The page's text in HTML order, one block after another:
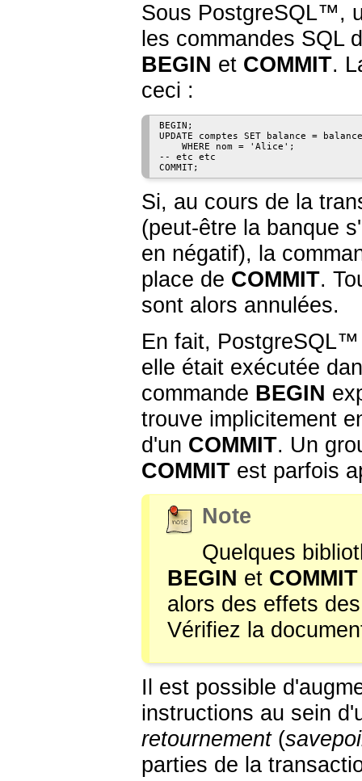
Sous PostgreSQL™,
les commandes SQL
BEGIN et COMMIT.
ceci :
BEGIN;
UPDATE comptes SET balance =
    WHERE nom = 'Alice';
-- etc etc
COMMIT;
Si, au cours de la
(peut-être la banque
en négatif), la
place de COMMIT.
sont alors annulées.
En fait, PostgreSQL™
elle était exécutée
commande BEGIN
trouve implicitement
d'un COMMIT. Un
COMMIT est parfois
Note
Quelques
BEGIN et COMMIT
alors des effets
Vérifiez la
Il est possible
instructions au sein
retournement(
parties de la